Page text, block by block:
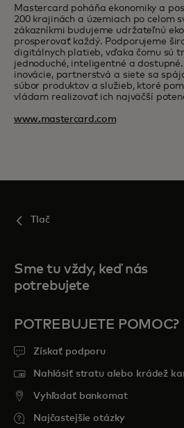
Mastercard poháňa ekonomiky a
200 krajinách a územiach po celom
zákazníkmi budujeme udržateľnú
prosperovať každý. Podporujeme
digitálnych platieb, vďaka čomu sú
jednoduché, inteligentné a
inovácie, partnerstvá a siete sa
súbor produktov a služieb, ktoré
vládam realizovať ich najväčší
www.mastercard.com
Tlač
Sme tu vždy, keď nás
potrebujete
POTREBUJETE POMOC?
Získať podporu
Nahlásiť stratu alebo krádež
Vyhľadať bankomat
Najčastejšie otázky